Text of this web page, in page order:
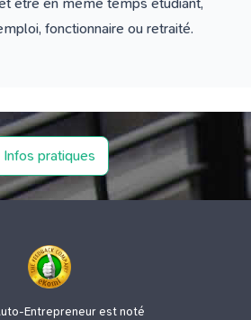
fonctionnaire ou retraité.
Infos pratiques
Entrepreneur est noté